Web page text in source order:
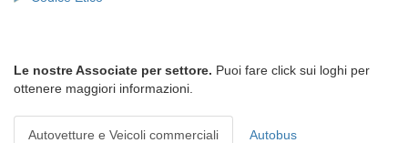
Le nostre Associate per settore. Puoi fare click sui loghi per
ottenere maggiori informazioni.
Autovetture e Veicoli commerciali Autobus